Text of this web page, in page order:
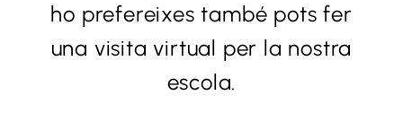
ho prefereixes també pots fer
una visita virtual per la nostra
escola.